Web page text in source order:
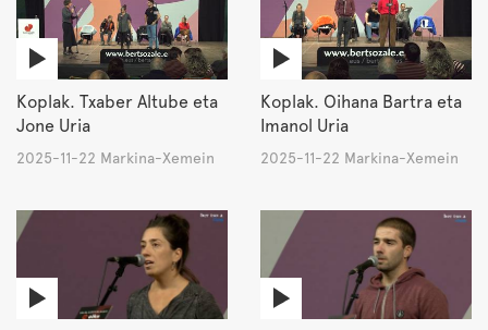
Koplak. Txaber Altube eta
Jone Uria
2025-11-22 Markina-Xemein
Koplak. Oihana Bartra eta
Imanol Uria
2025-11-22 Markina-Xemein